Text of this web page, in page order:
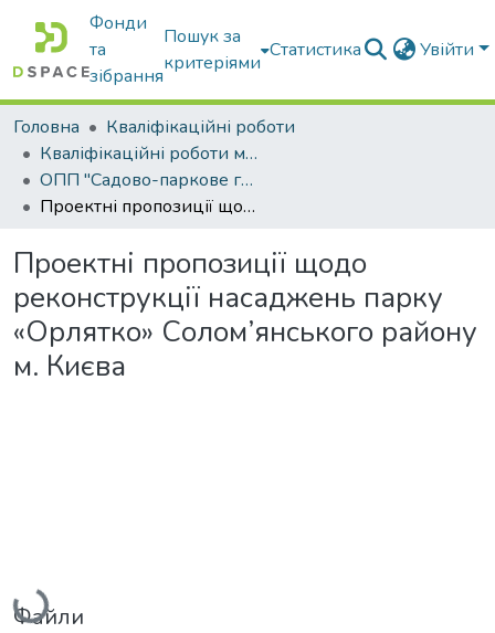
Фонди
та
зібрання
Пошук за
критеріями
Статистика Увійти
Головна
Кваліфікаційні роботи
Кваліфікаційні роботи магістрів
ОПП "Садово-паркове господарство"
Проектні пропозиції щодо реконструкції насаджень парку «Орлятко» Солом’янського району м. Києва
Проектні пропозиції щодо
реконструкції насаджень парку
«Орлятко» Солом’янського району
м. Києва
Вантажиться...
Файли